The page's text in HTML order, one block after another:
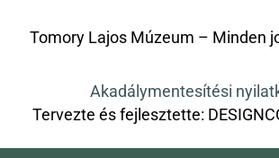
Tomory Lajos Múzeum – Minden
Akadálymentesítési
Tervezte és fejlesztette: